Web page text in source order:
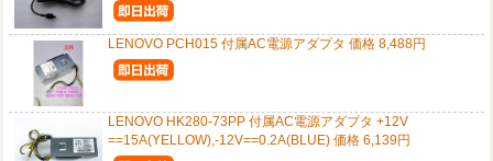
LENOVO PCH015 付属AC電源アダプタ 価格 8,488円
LENOVO HK280-73PP 付属AC電源アダプタ +12V
==15A(YELLOW),-12V==0.2A(BLUE) 価格 6,139円